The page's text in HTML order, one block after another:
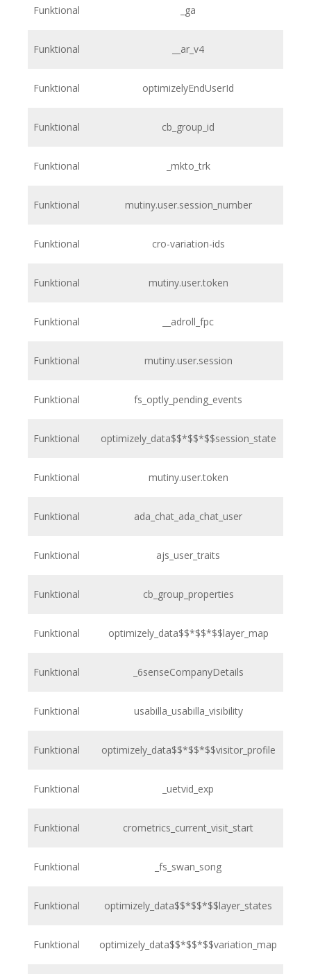
Funktional _ga
Funktional __ar_v4
Funktional optimizelyEndUserId
Funktional cb_group_id
Funktional _mkto_trk
Funktional mutiny.user.session_number
Funktional cro-variation-ids
Funktional mutiny.user.token
Funktional __adroll_fpc
Funktional mutiny.user.session
Funktional fs_optly_pending_events
Funktional optimizely_data$$*$$*$$session_state
Funktional mutiny.user.token
Funktional ada_chat_ada_chat_user
Funktional ajs_user_traits
Funktional cb_group_properties
Funktional optimizely_data$$*$$*$$layer_map
Funktional _6senseCompanyDetails
Funktional usabilla_usabilla_visibility
Funktional optimizely_data$$*$$*$$visitor_profile
Funktional _uetvid_exp
Funktional crometrics_current_visit_start
Funktional _fs_swan_song
Funktional optimizely_data$$*$$*$$layer_states
Funktional optimizely_data$$*$$*$$variation_map